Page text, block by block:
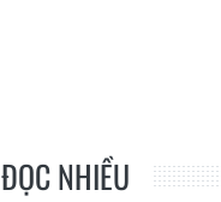
ĐỌC NHIỀU